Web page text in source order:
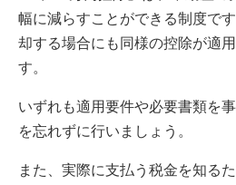
幅に減らすことができる制度で
却する場合にも同様の控除が適
す。
いずれも適用要件や必要書類を
を忘れずに行いましょう。
また、実際に支払う税金を知る